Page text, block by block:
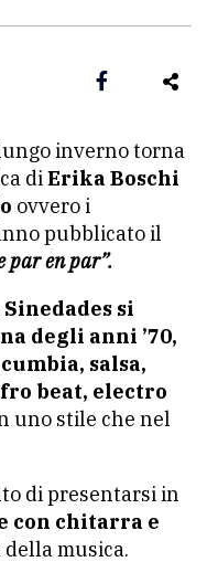
diErika Boschi
ovvero i
pubblicato il
par en par”.
Sinedades si
degli anni ’70,
salsa,
beat, electro
uno stile che nel
di presentarsi in
con chitarra e
della musica.